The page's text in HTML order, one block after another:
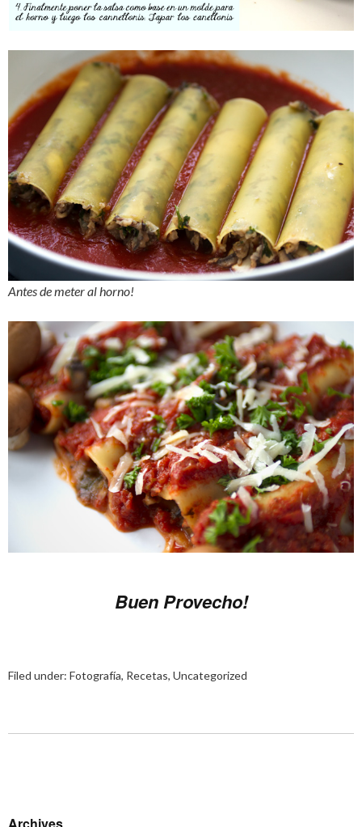
Antes de meter al horno!
Buen Provecho!
Filed under: Fotografía, Recetas, Uncategorized